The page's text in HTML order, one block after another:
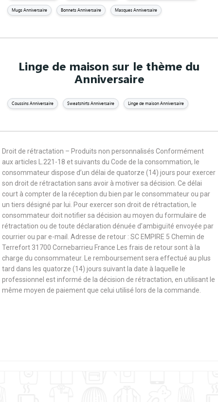
Mugs Anniversaire Bonnets Anniversaire Masques Anniversaire
Linge de maison sur le thème du
Anniversaire
Coussins Anniversaire Sweatshirts Anniversaire Linge de maison Anniversaire
Droit de rétractation – Produits non personnalisés Conformément
aux articles L.221-18 et suivants du Code de la consommation, le
consommateur dispose d’un délai de quatorze (14) jours pour exercer
son droit de rétractation sans avoir à motiver sa décision. Ce délai
court à compter de la réception du bien par le consommateur ou par
un tiers désigné par lui. Pour exercer son droit de rétractation, le
consommateur doit notifier sa décision au moyen du formulaire de
rétractation ou de toute déclaration dénuée d’ambiguïté envoyée par
courrier ou par e-mail. Adresse de retour : SC EMPIRE 5 Chemin de
Terrefort 31700 Cornebarrieu France Les frais de retour sont à la
charge du consommateur. Le remboursement sera effectué au plus
tard dans les quatorze (14) jours suivant la date à laquelle le
professionnel est informé de la décision de rétractation, en utilisant le
même moyen de paiement que celui utilisé lors de la commande.